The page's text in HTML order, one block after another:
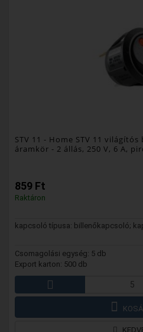
STV 11 - Home STV 11
áramkör - 2 állás, 250 V, 6 A,
859 Ft
Raktáron
kapcsoló típusa: billenőkapcsoló;
Csomagolási egység: 5 db
Export karton: 500 db